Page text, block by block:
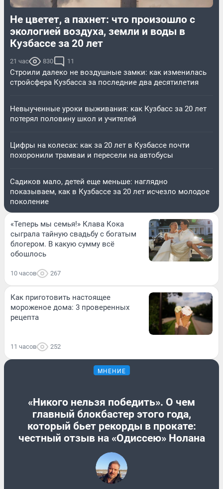
Не цветет, а пахнет: что произошло с
экологией воздуха, земли и воды в
Кузбассе за 20 лет
21 час 830 11
Строили далеко не воздушные замки: как изменилась
стройсфера Кузбасса за последние два десятилетия
Невыученные уроки выживания: как Кузбасс за 20 лет
потерял половину школ и учителей
Цифры на колесах: как за 20 лет в Кузбассе почти
похоронили трамваи и пересели на автобусы
Садиков мало, детей еще меньше: наглядно
показываем, как в Кузбассе за 20 лет исчезло молодое
поколение
«Теперь мы семья!» Клава Кока
сыграла тайную свадьбу с богатым
блогером. В какую сумму всё
обошлось
10 часов 267
Как приготовить настоящее
мороженое дома: 3 проверенных
рецепта
11 часов 252
МНЕНИЕ
«Никого нельзя победить». О чем
главный блокбастер этого года,
который бьет рекорды в прокате:
честный отзыв на «Одиссею» Нолана